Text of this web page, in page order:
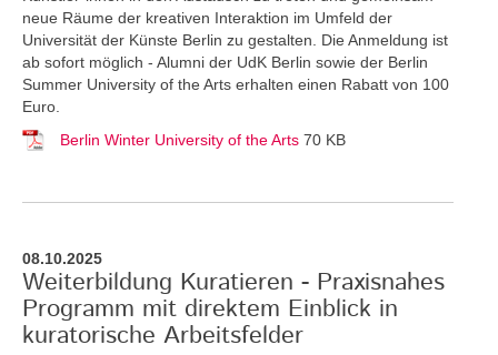
neue Räume der kreativen Interaktion im Umfeld der
Universität der Künste Berlin zu gestalten. Die Anmeldung ist
ab sofort möglich - Alumni der UdK Berlin sowie der Berlin
Summer University of the Arts erhalten einen Rabatt von 100
Euro.
Berlin Winter University of the Arts 70 KB
08.10.2025
Weiterbildung Kuratieren - Praxisnahes
Programm mit direktem Einblick in
kuratorische Arbeitsfelder